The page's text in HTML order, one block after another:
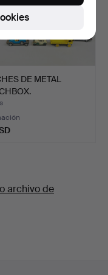
DE METAL
archivo de